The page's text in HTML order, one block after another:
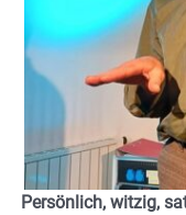
Persönlich, witzig,